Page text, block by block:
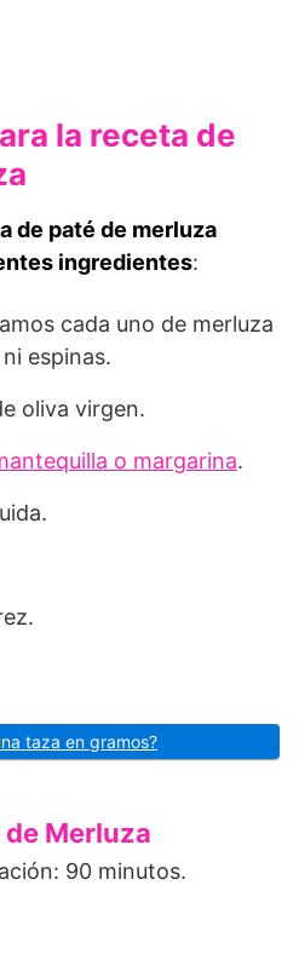
la receta de
de paté de merluza
ingredientes:
cada uno de merluza
espinas.
oliva virgen.
o margarina.
taza en gramos?
Merluza
90 minutos.